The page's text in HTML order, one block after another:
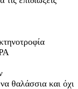
θαλάσσια και όχι